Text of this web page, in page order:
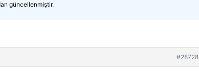
güncellenmiştir.
#28728